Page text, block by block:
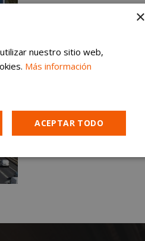
×
nuestro sitio web,
Más información
ACEPTAR TODO
de
Cookies no